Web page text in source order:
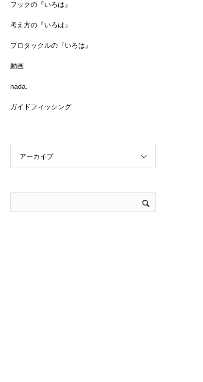
フックの『いろは』
考え方の『いろは』
プロタックルの『いろは』
動画
nada.
ガイドフィッシング
アーカイブ